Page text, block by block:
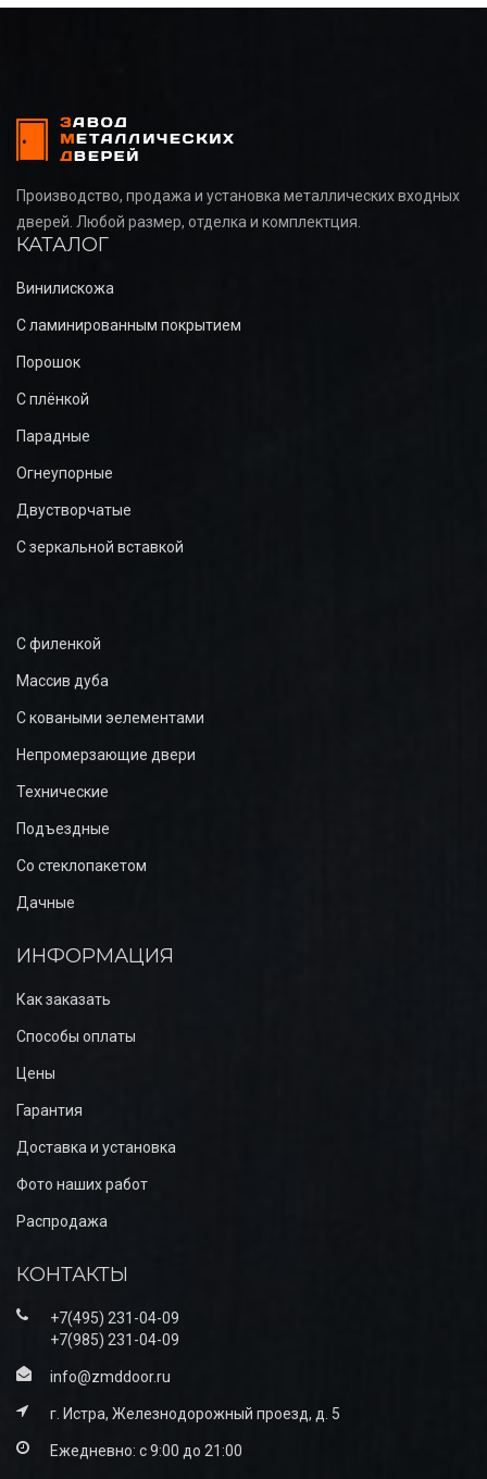
Производство, продажа и установка металлических входных
дверей. Любой размер, отделка и комплектция.
КАТАЛОГ
Винилискожа
С ламинированным покрытием
Порошок
С плёнкой
Парадные
Огнеупорные
Двустворчатые
С зеркальной вставкой
С филенкой
Массив дуба
С коваными эелементами
Непромерзающие двери
Технические
Подъездные
Со стеклопакетом
Дачные
ИНФОРМАЦИЯ
Как заказать
Способы оплаты
Цены
Гарантия
Доставка и установка
Фото наших работ
Распродажа
КОНТАКТЫ
+7(495) 231-04-09
+7(985) 231-04-09
info@zmddoor.ru
г. Истра, Железнодорожный проезд, д. 5
Ежедневно: с 9:00 до 21:00